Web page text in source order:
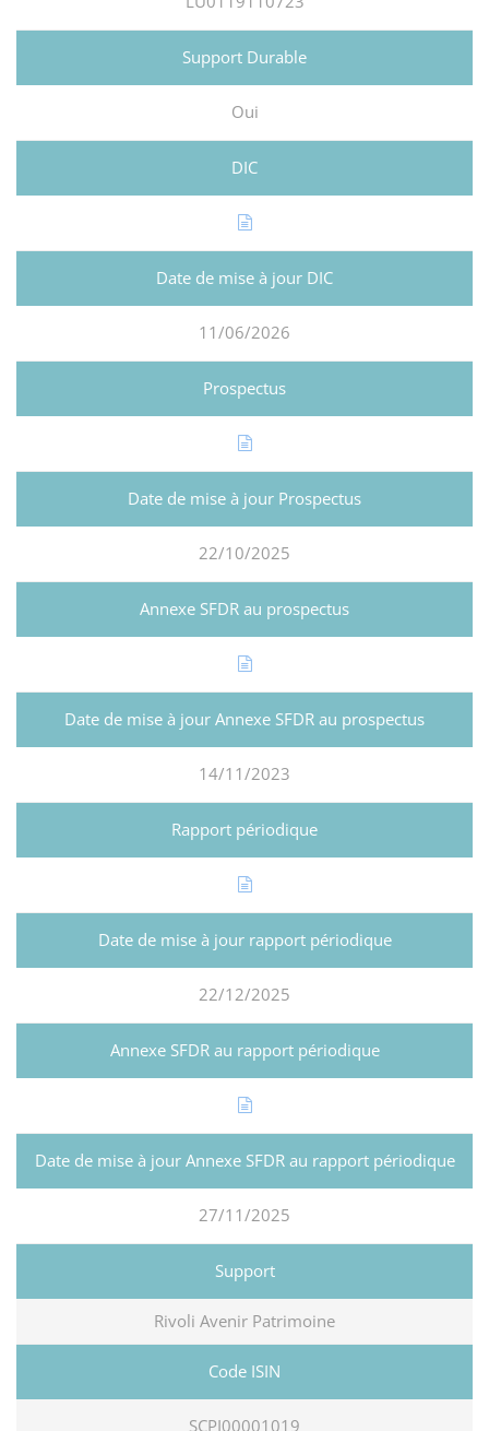
Oui
11/06/2026
22/10/2025
14/11/2023
22/12/2025
27/11/2025
Rivoli Avenir Patrimoine
SCPI00001019